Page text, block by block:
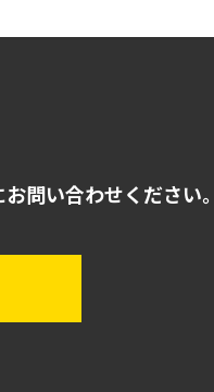
問い合わせください。